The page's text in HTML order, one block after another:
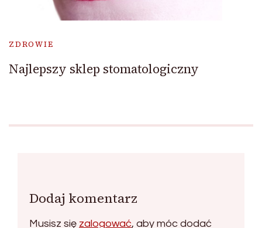
ZDROWIE
Najlepszy sklep stomatologiczny
Dodaj komentarz
Musisz się zalogować, aby móc dodać